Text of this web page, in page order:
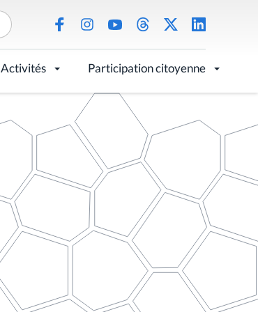
Activités Participation citoyenne